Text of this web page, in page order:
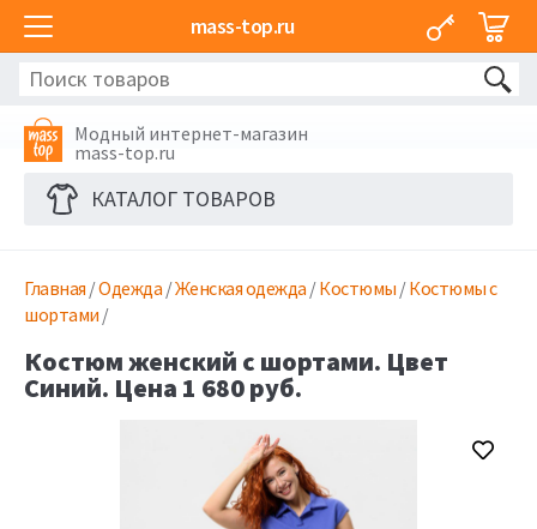
mass-top.ru
Модный интернет-магазин
mass-top.ru
КАТАЛОГ ТОВАРОВ
Главная /Одежда /Женская одежда /Костюмы /Костюмы с
шортами /
Костюм женский с шортами. Цвет
Синий. Цена 1 680 руб.